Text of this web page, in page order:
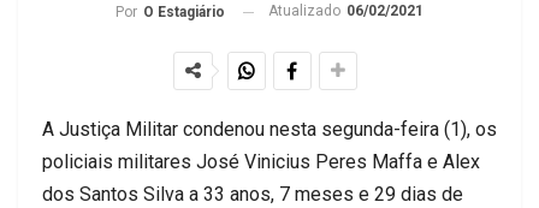
Por O Estagiário Atualizado 06/02/2021
A Justiça Militar condenou nesta segunda-feira (1), os
policiais militares José Vinicius Peres Maffa e Alex
dos Santos Silva a 33 anos, 7 meses e 29 dias de